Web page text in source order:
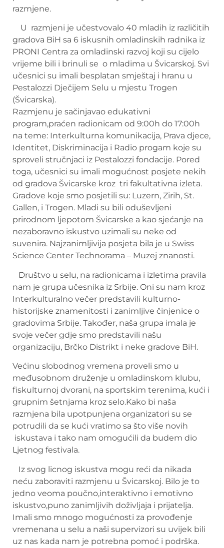
razmjene.
U razmjeni je učestvovalo 40 mladih iz različitih
gradova BiH sa 6 iskusnih omladinskih radnika iz
PRONI Centra za omladinski razvoj koji su cijelo
vrijeme bili i brinuli se o mladima u Švicarskoj. Svi
učesnici su imali besplatan smještaj i hranu u
Pestalozzi Dječijem Selu u mjestu Trogen
(Švicarska).
Razmjenu je sačinjavao edukativni
program,praćen radionicam od 9:00h do 17:00h
na teme: Interkulturna komunikacija, Prava djece,
Identitet, Diskriminacija i Radio progam koje su
sproveli stručnjaci iz Pestalozzi fondacije. Pored
toga, učesnici su imali mogućnost posjete nekih
od gradova Švicarske kroz tri fakultativna izleta.
Gradove koje smo posjetili su: Luzern, Zirih, St.
Gallen, i Trogen. Mladi su bili oduševljeni
prirodnom ljepotom Švicarske a kao sjećanje na
nezaboravno iskustvo uzimali su neke od
suvenira. Najzanimljivija posjeta bila je u Swiss
Science Center Technorama – Muzej znanosti.
Društvo u selu, na radionicama i izletima pravila
nam je grupa učesnika iz Srbije. Oni su nam kroz
Interkulturalno večer predstavili kulturno-
historijske znamenitosti i zanimljive činjenice o
gradovima Srbije. Također, naša grupa imala je
svoje večer gdje smo predstavili našu
organizaciju, Brčko Distrikt i neke gradove BiH.
Većinu slobodnog vremena proveli smo u
međusobnom druženje u omladinskom klubu,
fiskulturnoj dvorani, na sportskim terenima, kući i
grupnim šetnjama kroz selo.Kako bi naša
razmjena bila upotpunjena organizatori su se
potrudili da se kući vratimo sa što više novih
iskustava i tako nam omogućili da budem dio
Ljetnog festivala.
Iz svog licnog iskustva mogu reći da nikada
neću zaboraviti razmjenu u Švicarskoj. Bilo je to
jedno veoma poučno,interaktivno i emotivno
iskustvo,puno zanimljivih doživljaja i prijatelja.
Imali smo mnogo mogućnosti za provođenje
vremenana u selu a naši supervizori su uvijek bili
uz nas kada nam je potrebna pomoć i podrška.